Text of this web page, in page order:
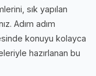
sık yapılan
Adım adım
konuyu kolayca
hazırlanan bu